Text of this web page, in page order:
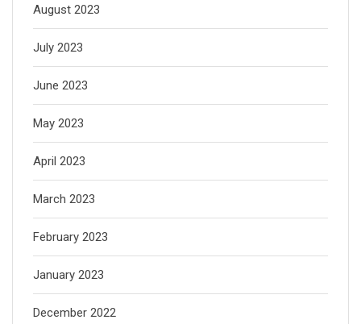
August 2023
July 2023
June 2023
May 2023
April 2023
March 2023
February 2023
January 2023
December 2022